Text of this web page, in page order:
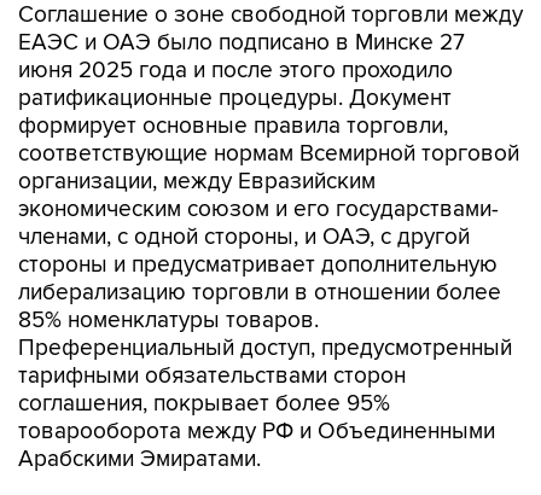
Соглашение о зоне свободной торговли между
ЕАЭС и ОАЭ было подписано в Минске 27
июня 2025 года и после этого проходило
ратификационные процедуры. Документ
формирует основные правила торговли,
соответствующие нормам Всемирной торговой
организации, между Евразийским
экономическим союзом и его государствами-
членами, с одной стороны, и ОАЭ, с другой
стороны и предусматривает дополнительную
либерализацию торговли в отношении более
85% номенклатуры товаров.
Преференциальный доступ, предусмотренный
тарифными обязательствами сторон
соглашения, покрывает более 95%
товарооборота между РФ и Объединенными
Арабскими Эмиратами.